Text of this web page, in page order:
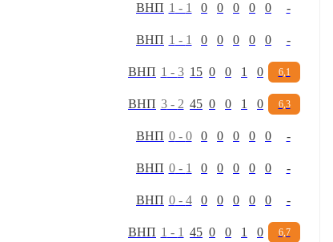
ВНП 1 - 1 0 0 0 0 0 -
ВНП 1 - 1 0 0 0 0 0 -
ВНП 1 - 3 15 0 0 1 0 6,1
ВНП 3- 2 45 0 0 1 0 6,3
ВНП 0- 0 0 0 0 0 0 -
ВНП 0- 1 0 0 0 0 0 -
ВНП 0- 4 0 0 0 0 0 -
ВНП 1 - 1 45 0 0 1 0 6,7